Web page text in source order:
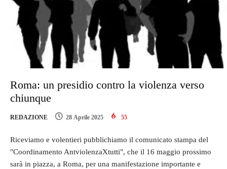
Roma: un presidio contro la violenza verso
chiunque
REDAZIONE 28 Aprile 2025 55
Riceviamo e volentieri pubblichiamo il comunicato stampa del
"Coordinamento AntviolenzaXtutti", che il 16 maggio prossimo
sarà in piazza, a Roma, per una manifestazione importante e